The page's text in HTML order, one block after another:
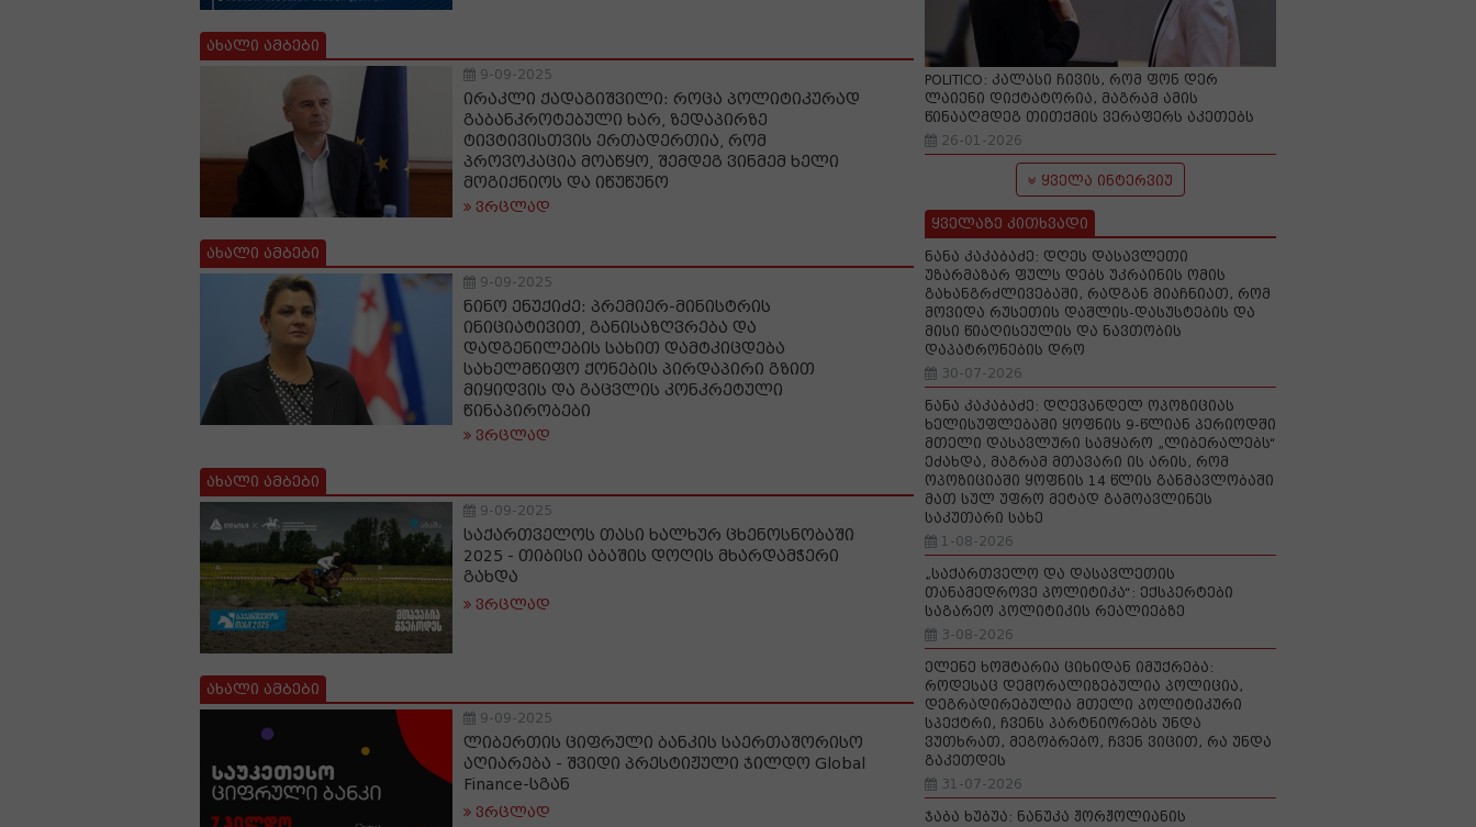
ახალი ამბები
9-09-2025
ირაკლი ქადაგიშვილი: როცა პოლიტიკურად
გაბანკროტებული ხარ, ზედაპირზე
ტივტივისთვის ერთადერთია, რომ
პროვოკაცია მოაწყო, შემდეგ ვინმემ ხელი
მოგიქნიოს და იწუწუნო
ვრცლად
ახალი ამბები
9-09-2025
ნინო ენუქიძე: პრემიერ-მინისტრის
ინიციატივით, განისაზღვრება და
დადგენილების სახით დამტკიცდება
სახელმწიფო ქონების პირდაპირი გზით
მიყიდვის და გაცვლის კონკრეტული
წინაპირობები
ვრცლად
ახალი ამბები
9-09-2025
საქართველოს თასი ხალხურ ცხენოსნობაში
2025 - თიბისი აბაშის დოღის მხარდამჭერი
გახდა
ვრცლად
ახალი ამბები
9-09-2025
ლიბერთის ციფრული ბანკის საერთაშორისო
აღიარება - შვიდი პრესტიჟული ჯილდო Global
Finance-სგან
ვრცლად
POLITICO: კალასი ჩივის, რომ ფონ დერ
ლაიენი დიქტატორია, მაგრამ ამის
წინააღმდეგ თითქმის ვერაფერს აკეთებს
26-01-2026
ყველა ინტერვიუ
ყველაზე კითხვადი
ნანა კაკაბაძე: დღეს დასავლეთი
უზარმაზარ ფულს დებს უკრაინის ომის
გახანგრძლივებაში, რადგან მიაჩნიათ, რომ
მოვიდა რუსეთის დაშლის-დასუსტების და
მისი წიაღისეულის და ნავთობის
დაპატრონების დრო
30-07-2026
ნანა კაკაბაძე: დღევანდელ ოპოზიციას
ხელისუფლებაში ყოფნის 9-წლიან პერიოდში
მთელი დასავლური სამყარო „ლიბერალებს“
ეძახდა, მაგრამ მთავარი ის არის, რომ
ოპოზიციაში ყოფნის 14 წლის განმავლობაში
მათ სულ უფრო მეტად გამოავლინეს
საკუთარი სახე
1-08-2026
„საქართველო და დასავლეთის
თანამედროვე პოლიტიკა“: ექსპერტები
საგარეო პოლიტიკის რეალიებზე
3-08-2026
ელენე ხოშტარია ციხიდან იმუქრება:
როდესაც დემორალიზებულია პოლიცია,
დეგრადირებულია მთელი პოლიტიკური
სპექტრი, ჩვენს პარტნიორებს უნდა
ვუთხრათ, მეგობრებო, ჩვენ ვიცით, რა უნდა
გაკეთდეს
31-07-2026
ჯაბა ხუბუა: ნანუკა ჟორჟოლიანის